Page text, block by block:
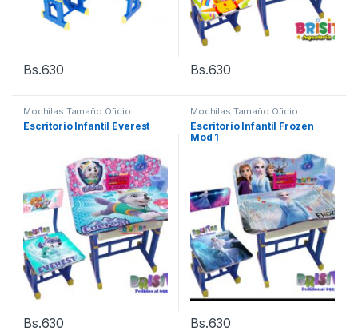
Bs.630 Bs.630
Mochilas Tamaño Oficio
Escritorio Infantil Everest
Bs.630
Mochilas Tamaño Oficio
Escritorio Infantil Frozen
Mod 1
Bs.630